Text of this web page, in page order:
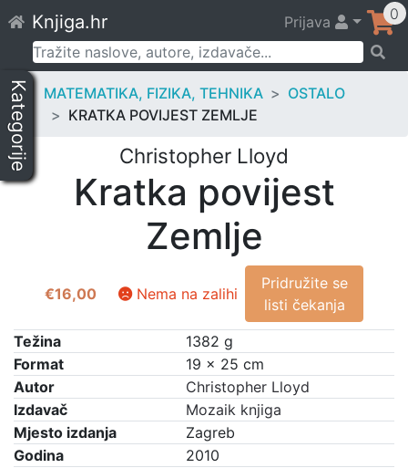
to
content
Knjiga.hr Prijava 0
Pretraži:
Kategorije MATEMATIKA, FIZIKA, TEHNIKA
OSTALO
KRATKA POVIJEST ZEMLJE
Christopher Lloyd
Kratka povijest
Zemlje
€16,00 Nema na zalihi
Pridružite se
listi čekanja
Težina
1382 g
Format
19 × 25 cm
Autor
Christopher Lloyd
Izdavač
Mozaik knjiga
Mjesto izdanja
Zagreb
Godina
2010